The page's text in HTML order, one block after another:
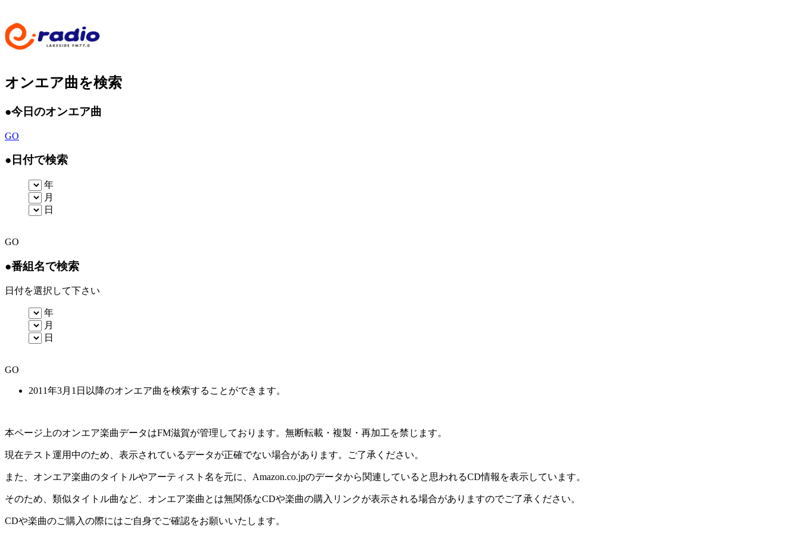
オンエア曲を検索
●今日のオンエア曲
GO
● 日付で検索
年
月
日
GO
●番組名で検索
日付を選択して下さい
年
月
日
GO
2011年3月1日以降のオンエア曲を検索することができます。
本ページ上のオンエア楽曲データはFM滋賀が管理しております。無断転載・複製・再加工を禁じます。
現在テスト運用中のため、表示されているデータが正確でない場合があります。ご了承ください。
また、オンエア楽曲のタイトルやアーティスト名を元に、Amazon.co.jpのデータから関連していると思われるCD情報を表示しています。
そのため、類似タイトル曲など、オンエア楽曲とは無関係なCDや楽曲の購入リンクが表示される場合がありますのでご了承ください。
CDや楽曲のご購入の際にはご自身でご確認をお願いいたします。